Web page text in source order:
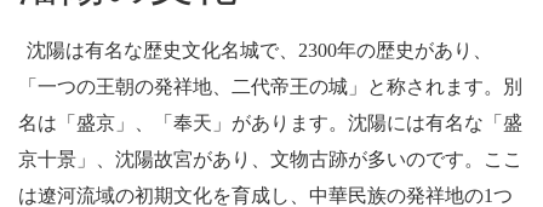
沈陽は有名な歴史文化名城で、 2300年の歴史があり、
「一つの王朝の発祥地、二代帝王の城」と称されます。別
名は「盛京」、「奉天」があります。沈陽には有名な「盛
京十景」、沈陽故宮があり、文物古跡が多いのです。ここ
は遼河流域の初期文化を育成し、中華民族の発祥地の1つ